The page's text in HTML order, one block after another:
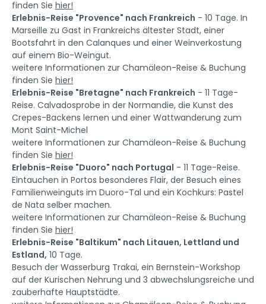
finden Sie hier!
Erlebnis-Reise "Provence" nach Frankreich - 10 Tage. In
Marseille zu Gast in Frankreichs ältester Stadt, einer
Bootsfahrt in den Calanques und einer Weinverkostung
auf einem Bio-Weingut.
weitere Informationen zur Chamäleon-Reise & Buchung
finden Sie hier!
Erlebnis-Reise "Bretagne" nach Frankreich - 11 Tage-
Reise. Calvadosprobe in der Normandie, die Kunst des
Crepes-Backens lernen und einer Wattwanderung zum
Mont Saint-Michel
weitere Informationen zur Chamäleon-Reise & Buchung
finden Sie hier!
Erlebnis-Reise "Duoro" nach Portugal - 11 Tage-Reise.
Eintauchen in Portos besonderes Flair, der Besuch eines
Familienweinguts im Duoro-Tal und ein Kochkurs: Pastel
de Nata selber machen.
weitere Informationen zur Chamäleon-Reise & Buchung
finden Sie hier!
Erlebnis-Reise "Baltikum" nach Litauen, Lettland und
Estland, 10 Tage.
Besuch der Wasserburg Trakai, ein Bernstein-Workshop
auf der Kurischen Nehrung und 3 abwechslungsreiche und
zauberhafte Hauptstädte.